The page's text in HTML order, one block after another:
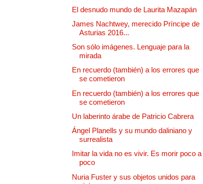
El desnudo mundo de Laurita Mazapán
James Nachtwey, merecido Príncipe de
Asturias 2016...
Son sólo imágenes. Lenguaje para la
mirada
En recuerdo (también) a los errores que
se cometieron
En recuerdo (también) a los errores que
se cometieron
Un laberinto árabe de Patricio Cabrera
Ángel Planells y su mundo daliniano y
surrealista
Imitar la vida no es vivir. Es morir poco a
poco
Nuria Fuster y sus objetos unidos para